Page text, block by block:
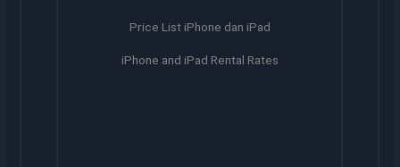
Price List iPhone dan iPad
iPhone and iPad Rental Rates